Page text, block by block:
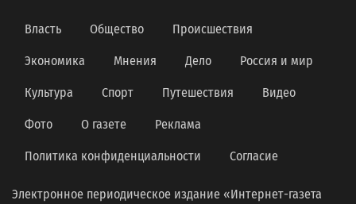
Власть Общество Происшествия
Экономика Мнения Дело Россия и мир
Культура Спорт Путешествия Видео
Фото О газете Реклама
Политика конфиденциальности Согласие
Электронное периодическое издание «Интернет-газета